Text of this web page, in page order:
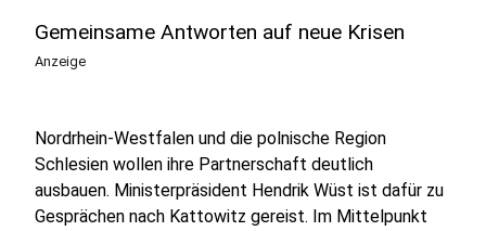
Gemeinsame Antworten auf neue Krisen
Anzeige
Nordrhein-Westfalen und die polnische Region
Schlesien wollen ihre Partnerschaft deutlich
ausbauen. Ministerpräsident Hendrik Wüst ist dafür zu
Gesprächen nach Kattowitz gereist. Im Mittelpunkt